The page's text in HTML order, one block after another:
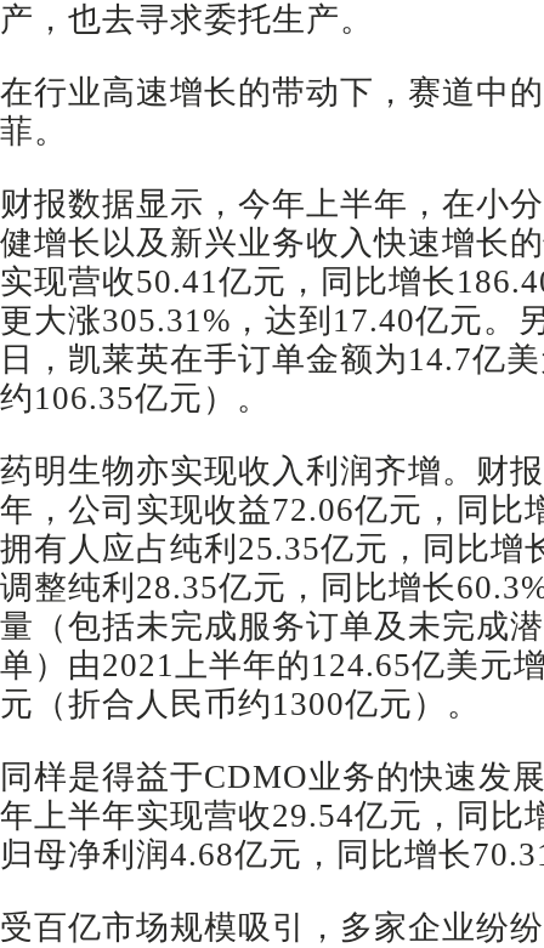
产，也去寻求委托生产。
在行业高速增长的带动下，赛道中
菲。
财报数据显示，今年上半年，在小
健增长以及新兴业务收入快速增长
实现营收50.41亿元，同比增长
更大涨305.31%，达到17.40亿元。
日，凯莱英在手订单金额为14.7亿
约106.35亿元）。
药明生物亦实现收入利润齐增。财
年，公司实现收益72.06亿元，同比
拥有人应占纯利25.35亿元，同比增
调整纯利28.35亿元，同比增长
量（包括未完成服务订单及未完成
单）由2021上半年的124.65亿美元
元（折合人民币约1300亿元）。
同样是得益于CDMO业务的快速发
年上半年实现营收29.54亿元，同比
归母净利润4.68亿元，同比增长
受百亿市场规模吸引，多家企业纷